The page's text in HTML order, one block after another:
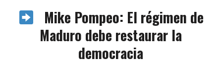
Mike Pompeo: El régimen de
Maduro debe restaurar la
democracia